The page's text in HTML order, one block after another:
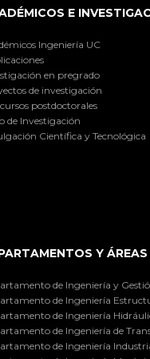
E
Ingeniería UC
en pregrado
de investigación
postdoctorales
de Investigación
Científica y Tecnológica
Y
de Ingeniería y
de Ingeniería
de Ingeniería
de Ingeniería de
de Ingeniería